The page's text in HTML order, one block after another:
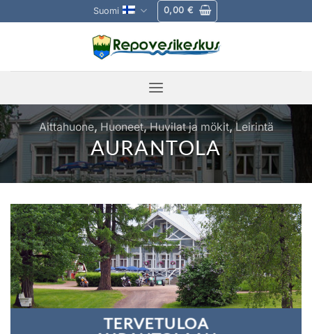
to
Suomi 0,00 €
Aittahuone, Huoneet,Huvilat ja mökit,Leirintä
AURANTOLA
TERVETULOA